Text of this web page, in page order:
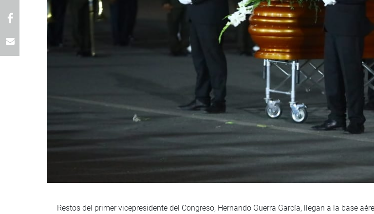
Restos del primer vicepresidente del Congreso, Hernando Guerra García, llegan a la base